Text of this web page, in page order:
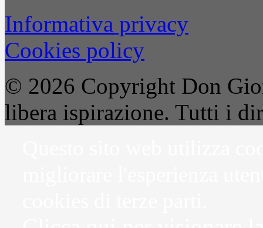
Informativa privacy
Cookies policy
© 2026 Copyright Don
libera ispirazione. Tutti i